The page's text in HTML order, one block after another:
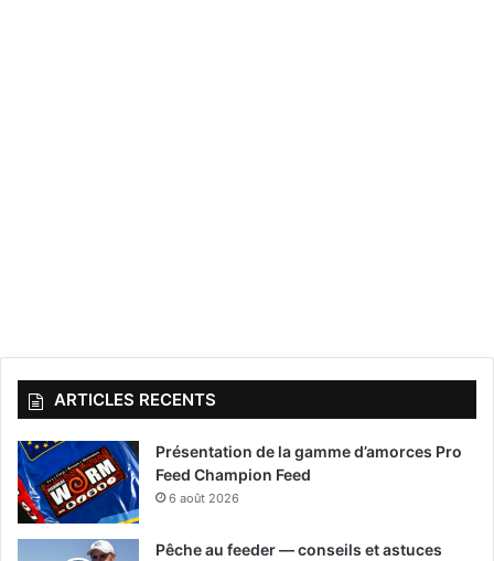
ARTICLES RECENTS
Présentation de la gamme d’amorces Pro
Feed Champion Feed
6 août 2026
Pêche au feeder — conseils et astuces